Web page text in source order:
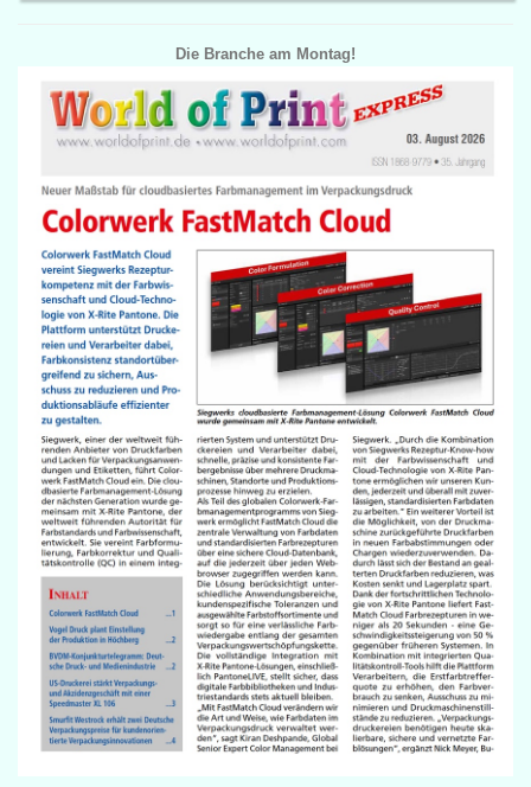
Die Branche am Montag!